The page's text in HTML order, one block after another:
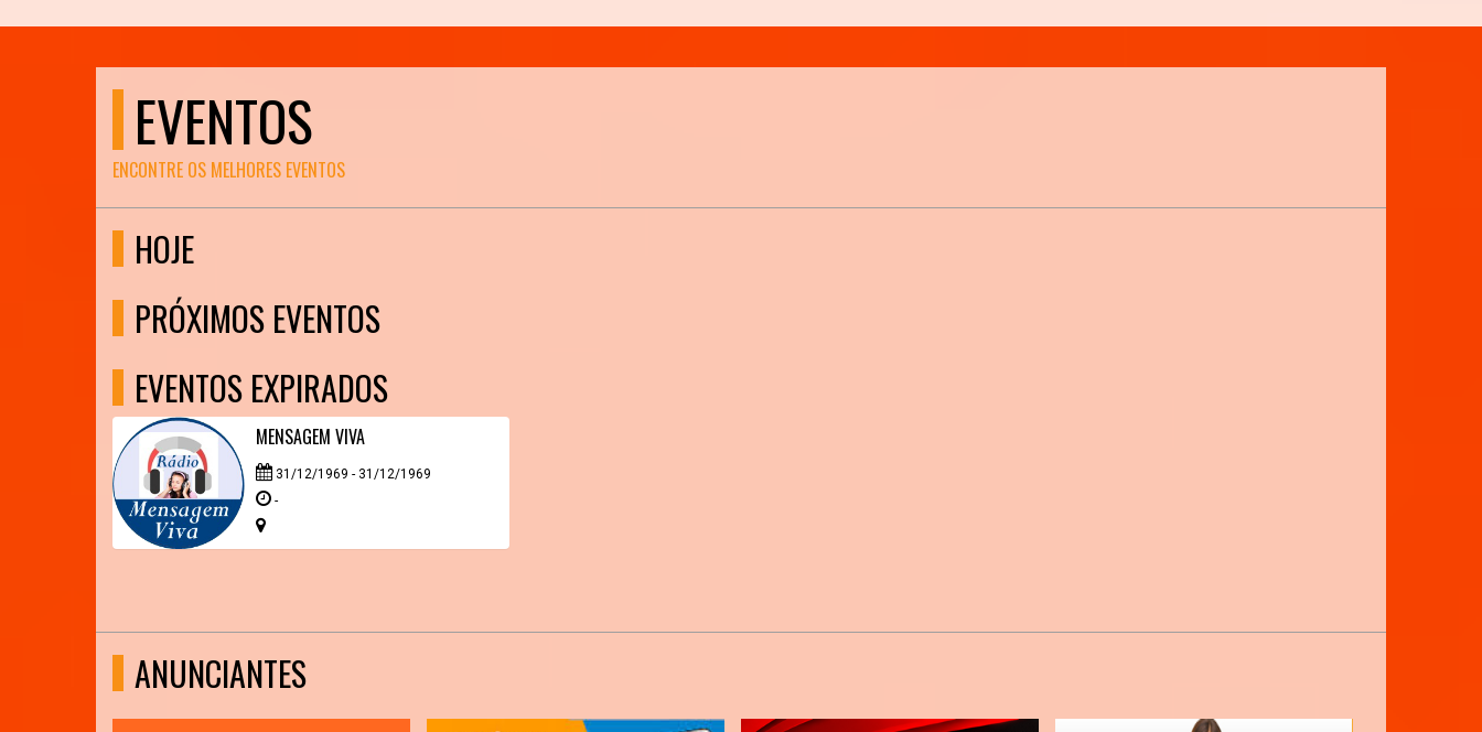
EVENTOS
ENCONTRE OS MELHORES EVENTOS
HOJE
PRÓXIMOS EVENTOS
EVENTOS EXPIRADOS
MENSAGEM VIVA
31/12/1969 - 31/12/1969
-
ANUNCIANTES